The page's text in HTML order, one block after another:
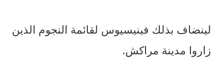
لينضاف بذلك فينيسيوس لقائمة النجوم الذين
زاروا مدينة مراكش.